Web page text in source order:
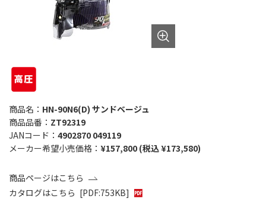
商品名： HN-90N6(D) サンドベージュ
商品品番： ZT92319
JANコード： 4902870 049119
メーカー希望小売価格： ¥157,800 (税込 ¥173,580)
商品ページはこちら
カタログはこちら [PDF:753KB]